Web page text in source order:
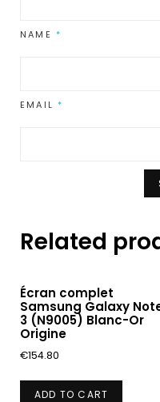
NAME *
EMAIL *
Related
Écran complet
Samsung Galaxy
3 (N9005) Blanc-Or
Origine
€154.80
ADD TO CART